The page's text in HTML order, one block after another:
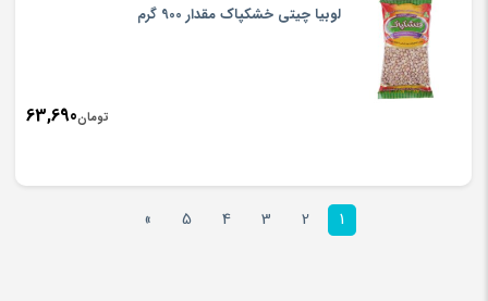
لوبیا چیتی خشکپاک مقدار 900 گرم
تومان63,690
1
2
3
4
5
»